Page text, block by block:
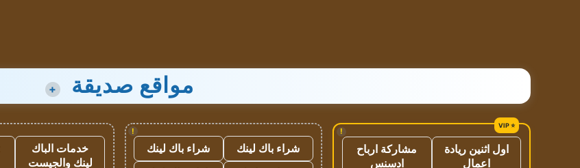
مواقع صديقة +
!
اول اثنين ريادة
اعمال
مشاركة ارباح
ادسنس
!
شراء باك لينك
شراء باك لينك
خدمات الباك
لينك والجيست